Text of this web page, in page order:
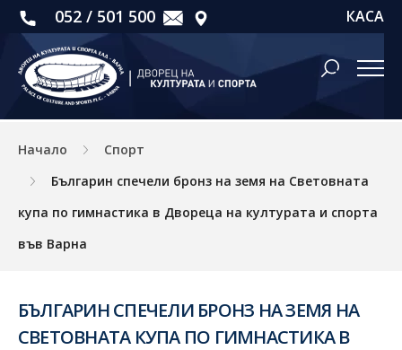
052 / 501 500 КАСА
Начало
Спорт
Българин спечели бронз на земя на Световната
купа по гимнастика в Двореца на културата и спорта
във Варна
БЪЛГАРИН СПЕЧЕЛИ БРОНЗ НА ЗЕМЯ НА
СВЕТОВНАТА КУПА ПО ГИМНАСТИКА В